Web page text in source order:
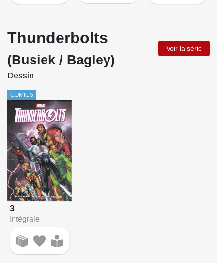
Thunderbolts
(Busiek / Bagley)
Voir la série
Dessin
COMICS
3
Intégrale